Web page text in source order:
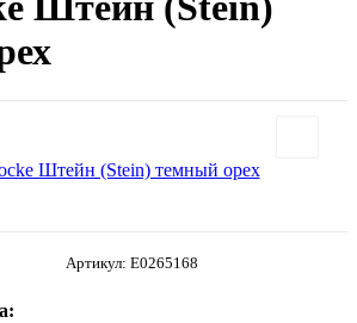
Артикул: E0265168